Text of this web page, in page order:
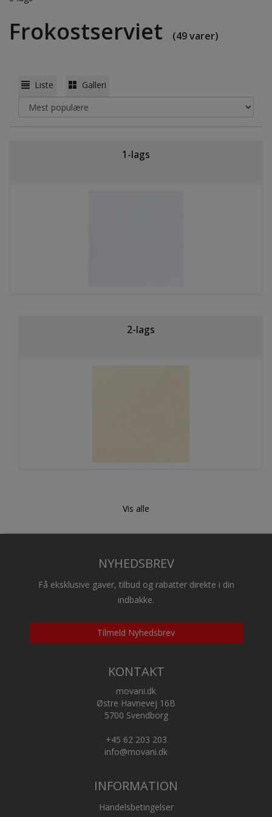
Frokostserviet (49 varer)
Liste Galleri
1-lags
2-lags
3-lags
Vis alle
NYHEDSBREV
Få eksklusive gaver, tilbud og rabatter direkte i din
indbakke.
Tilmeld Nyhedsbrev
KONTAKT
movani.dk
Østre Havnevej 16B
5700 Svendborg
+45 62 203 203
info@movani.dk
INFORMATION
Handelsbetingelser